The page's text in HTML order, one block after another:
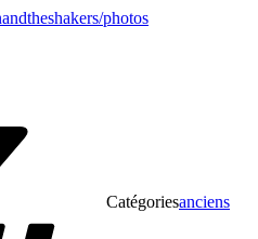
photos
Catégoriesanciens